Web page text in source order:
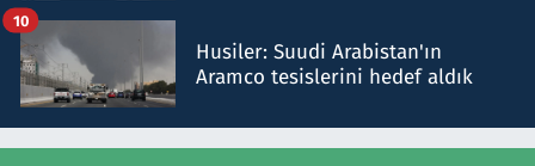
Husiler: Suudi Arabistan'ın
Aramco tesislerini hedef aldık
10